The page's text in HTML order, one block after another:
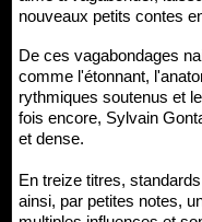
nouveaux petits contes
De ces vagabondages naissent aussi de vrais créations
comme l'étonnant,
rythmiques soutenus et
fois encore, Sylvain
et dense.
En treize titres,
ainsi, par petites notes,